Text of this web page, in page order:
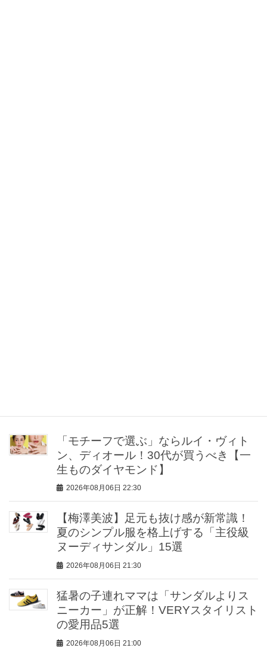
「モチーフで選ぶ」ならルイ・ヴィト
ン、ディオール！30代が買うべき【一
生ものダイヤモンド】
2026年08月06日 22:30
【梅澤美波】足元も抜け感が新常識！
夏のシンプル服を格上げする「主役級
ヌーディサンダル」15選
2026年08月06日 21:30
猛暑の子連れママは「サンダルよりス
ニーカー」が正解！VERYスタイリスト
の愛用品5選
2026年08月06日 21:00